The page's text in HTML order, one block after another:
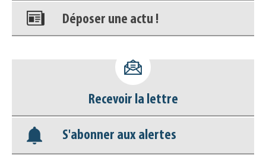
Déposer une actu !
déconnecter)
Base documentaire
Nos veilles Scoop.it
Recevoir la lettre
S'abonner aux alertes